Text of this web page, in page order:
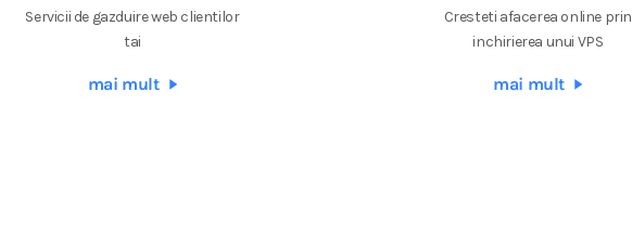
Servicii de gazduire web clientilor
tai
mai mult
Cresteti afacerea online prin
inchirierea unui VPS
mai mult